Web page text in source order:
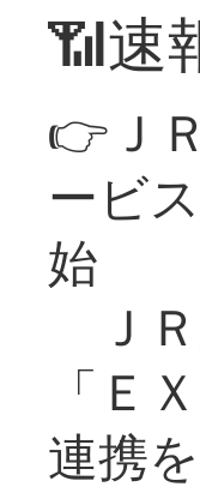
📶速
👉Ｊ
ービ
始
ＪＲ
「Ｅ
連携